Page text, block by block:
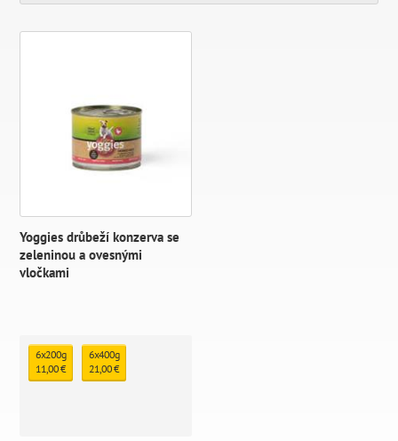
Yoggies drůbeží konzerva se
zeleninou a ovesnými
vločkami
6x200g
11,00 €
6x400g
21,00 €